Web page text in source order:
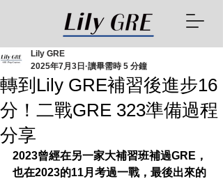
轉到Lily GRE補習後進步16
分！二戰GRE 323準備過程
分享
Lily GRE
2025年7月3日 讀畢需時 5 分鐘
2023曾經在另一家大補習班補過GRE，
也在2023的11月考過一戰，最後出來的